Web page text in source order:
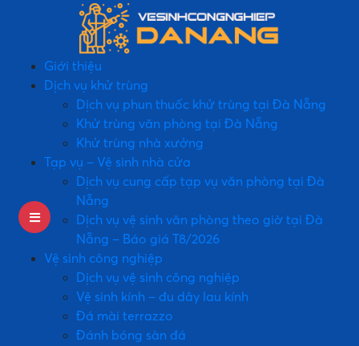
Giới thiệu
Dịch vụ khử trùng
Dịch vụ phun thuốc khử trùng tại Đà Nẵng
Khử trùng văn phòng tại Đà Nẵng
Khử trùng nhà xưởng
Tạp vụ – Vệ sinh nhà cửa
Dịch vụ cung cấp tạp vụ văn phòng tại Đà
Nẵng
Dịch vụ vệ sinh văn phòng theo giờ tại Đà
Nẵng – Báo giá T8/2026
Vệ sinh công nghiệp
Dịch vụ vệ sinh công nghiệp
Vệ sinh kính – đu dây lau kính
Đá mài terrazzo
Đánh bóng sàn đá